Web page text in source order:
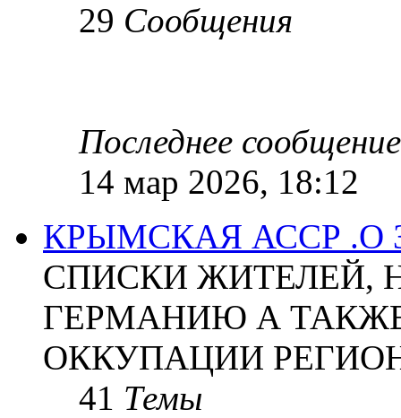
29 Сообщения
Последнее сообщение
14 мар 2026, 18:12
КРЫМСКАЯ АССР .О
СПИСКИ ЖИТЕЛЕЙ,
ГЕРМАНИЮ А
ОККУПАЦИИ
41 Темы